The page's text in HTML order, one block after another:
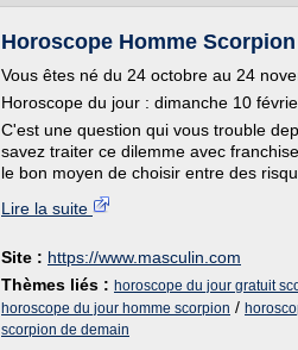
Horoscope Homme
Vous êtes né du 24 octobre au 24
Horoscope du jour : dimanche 10
C'est une question qui vous trouble
savez traiter ce dilemme avec
le bon moyen de choisir entre des
Lire la suite
Site : https://www.masculin.com
Thèmes liés : horoscope du jour gratuit
horoscope du jour homme scorpion /
scorpion de demain